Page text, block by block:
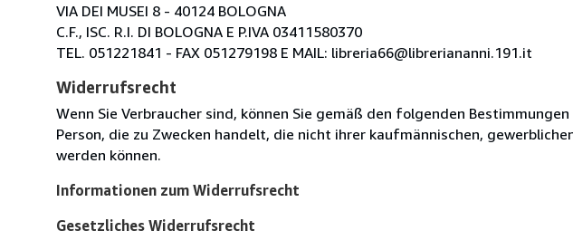
VIA DEI MUSEI 8 - 40124 BOLOGNA
C.F., ISC. R.I. DI BOLOGNA E P.IVA 03411580370
TEL. 051221841 - FAX 051279198 E MAIL: libreria66@libreriananni.191.it
Widerrufsrecht
Wenn Sie Verbraucher sind, können Sie gemäß den folgenden
Person, die zu Zwecken handelt, die nicht ihrer kaufmännischen,
werden können.
Informationen zum Widerrufsrecht
Gesetzliches Widerrufsrecht